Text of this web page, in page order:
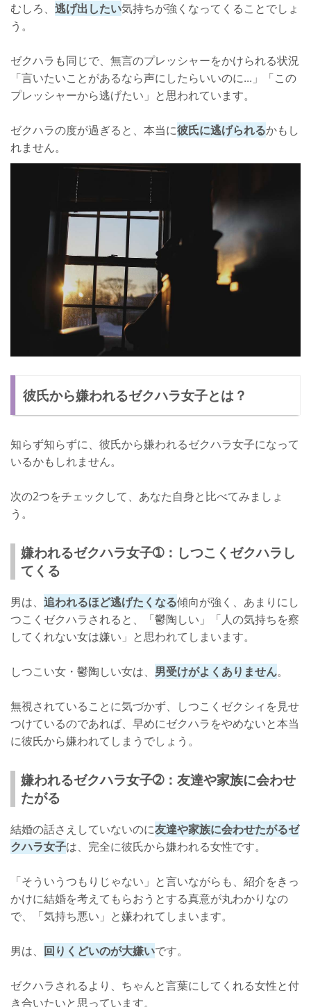
むしろ、 逃げ出したい気持ちが強くなってくることでしょ
う。
ゼクハラも同じで、無言のプレッシャーをかけられる状況
「言いたいことがあるなら声にしたらいいのに...」「この
プレッシャーから逃げたい」と思われています。
ゼクハラの度が過ぎると、本当に彼氏に逃げられるかもし
れません。
彼氏から嫌われるゼクハラ女子とは？
知らず知らずに、彼氏から嫌われるゼクハラ女子になって
いるかもしれません。
次の2つをチェックして、あなた自身と比べてみましょ
う。
嫌われるゼクハラ女子➀：しつこくゼクハラし
てくる
男は、 追われるほど逃げたくなる傾向が強く、あまりにし
つこくゼクハラされると、「鬱陶しい」「人の気持ちを察
してくれない女は嫌い」と思われてしまいます。
しつこい女・鬱陶しい女は、 男受けがよくありません。
無視されていることに気づかず、しつこくゼクシィを見せ
つけているのであれば、早めにゼクハラをやめないと本当
に彼氏から嫌われてしまうでしょう。
嫌われるゼクハラ女子➁：友達や家族に会わせ
たがる
結婚の話さえしていないのに友達や家族に会わせたがるゼ
クハラ女子は、完全に彼氏から嫌われる女性です。
「そういうつもりじゃない」と言いながらも、紹介をきっ
かけに結婚を考えてもらおうとする真意が丸わかりなの
で、「気持ち悪い」と嫌われてしまいます。
男は、 回りくどいのが大嫌いです。
ゼクハラされるより、ちゃんと言葉にしてくれる女性と付
き合いたいと思っています。